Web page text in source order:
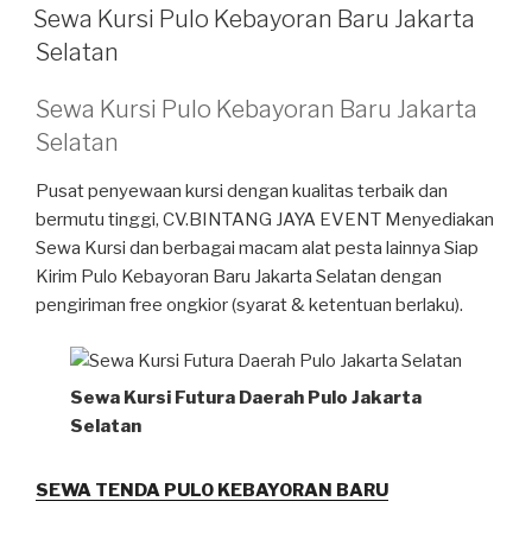
PADA
Sewa Kursi Pulo Kebayoran Baru Jakarta
Selatan
Sewa Kursi Pulo Kebayoran Baru Jakarta
Selatan
Pusat penyewaan kursi dengan kualitas terbaik dan
bermutu tinggi, CV.BINTANG JAYA EVENT Menyediakan
Sewa Kursi dan berbagai macam alat pesta lainnya Siap
Kirim Pulo Kebayoran Baru Jakarta Selatan dengan
pengiriman free ongkior (syarat & ketentuan berlaku).
Sewa Kursi Futura Daerah Pulo Jakarta
Selatan
SEWA TENDA PULO KEBAYORAN BARU